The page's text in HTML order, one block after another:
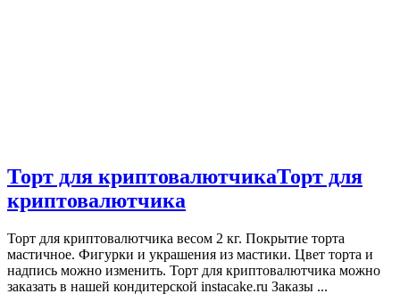
Торт для криптовалютчикаТорт для
криптовалютчика
Торт для криптовалютчика весом 2 кг. Покрытие торта
мастичное. Фигурки и украшения из мастики. Цвет торта и
надпись можно изменить. Торт для криптовалютчика можно
заказать в нашей кондитерской instacake.ru Заказы ...